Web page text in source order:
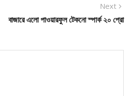
Next
post:
বাজারে এলো পাওয়ারফুল টেকনো স্পার্ক ২০ প্রো